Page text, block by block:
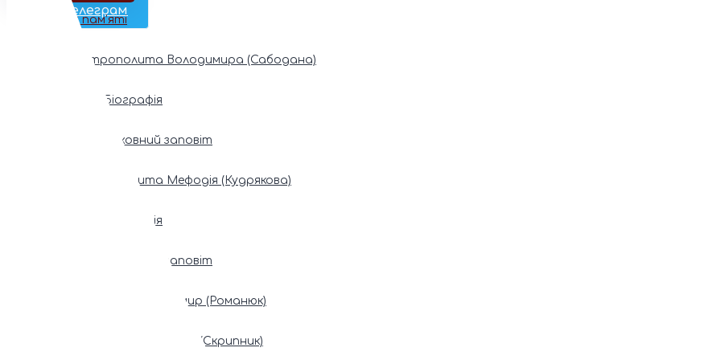
Наш Телеграм
Фонди пам’яті
Митрополита Володимира (Сабодана)
Біографія
Духовний заповіт
Митрополита Мефодія (Кудрякова)
Біографія
Духовний заповіт
Патріарх Володимир (Романюк)
Патріарх Мстислав (Скрипник)